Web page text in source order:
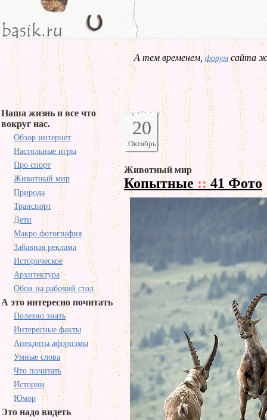
А тем временем,форум сайта
Наша жизнь и все что
вокруг нас.
Обзор интернет
Настольные игры
Про спорт
Животный мир
Природа
Транспорт
Дети
Макро фотография
Забавная реклама
Историческое
Архитектура
Обои на рабочий стол
А это интересно почитать
Полезно знать
Интересные факты
Анекдоты афоризмы
Умные слова
Что почитать
Истории
Юмор
Это надо видеть
20
Октябрь
Животный мир
Копытные ::41 Фото